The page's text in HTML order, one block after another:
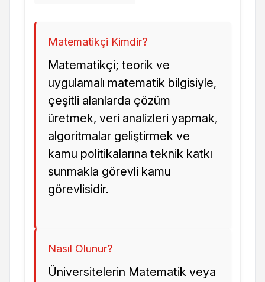
Matematikçi Kimdir?
Matematikçi; teorik ve
uygulamalı matematik bilgisiyle,
çeşitli alanlarda çözüm
üretmek, veri analizleri yapmak,
algoritmalar geliştirmek ve
kamu politikalarına teknik katkı
sunmakla görevli kamu
görevlisidir.
Nasıl Olunur?
Üniversitelerin Matematik veya